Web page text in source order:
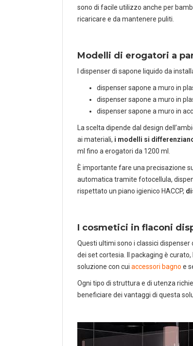
sono di facile utilizzo anche per
ricaricare e da mantenere puliti.
Modelli di erogatori a
I dispenser di sapone liquido da
dispenser sapone a muro in
dispenser sapone a muro in
dispenser sapone a muro in
La scelta dipende dal design
ai materiali, i modelli si
ml fino a erogatori da 1200 ml.
È importante fare una precisazione
automatica tramite fotocellula,
rispettato un piano igienico HACCP,
I cosmetici in flaconi
Questi ultimi sono i classici
dei set cortesia. Il packaging è
soluzione con cui accessori bagno e
Ogni tipo di struttura e di utenza
beneficiare dei vantaggi di questa